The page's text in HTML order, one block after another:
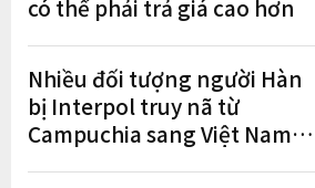
có thể phải trả giá cao hơn
Nhiều đối tượng người Hàn
bị Interpol truy nã từ
Campuchia sang Việt Nam